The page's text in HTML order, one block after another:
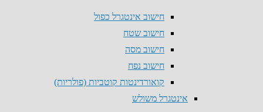
חישוב אינטגרל כפול
חישוב שטח
חישוב מסה
חישוב נפח
קואורדינטות קוטביות (פולריות)
אינטגרל משולש